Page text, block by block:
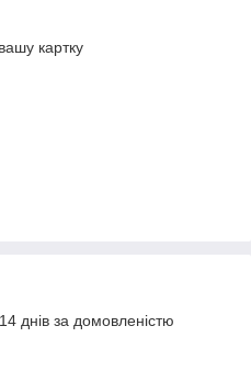
картку
днів за домовленістю